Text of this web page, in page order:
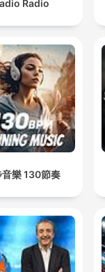
Radio
樂 130節奏